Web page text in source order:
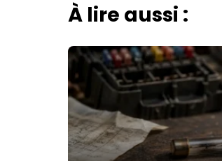
À lire aussi :